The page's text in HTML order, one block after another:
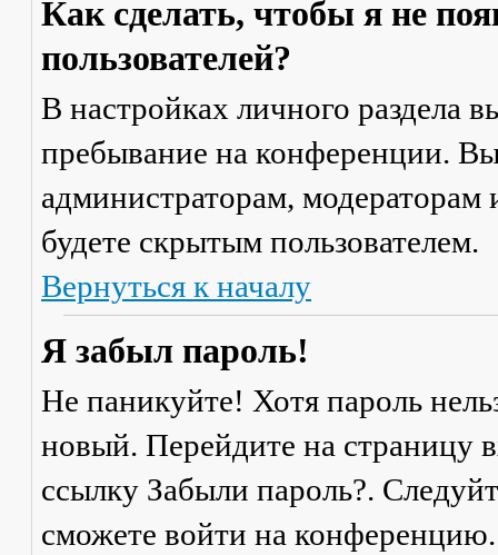
Как сделать, чтобы я не
пользователей?
В настройках личного раздела
пребывание на конференции.
администраторам,
будете скрытым пользователем.
Вернуться к началу
Я забыл пароль!
Не паникуйте! Хотя пароль
новый. Перейдите на страницу
ссылку Забыли пароль?.
сможете войти на конференцию.